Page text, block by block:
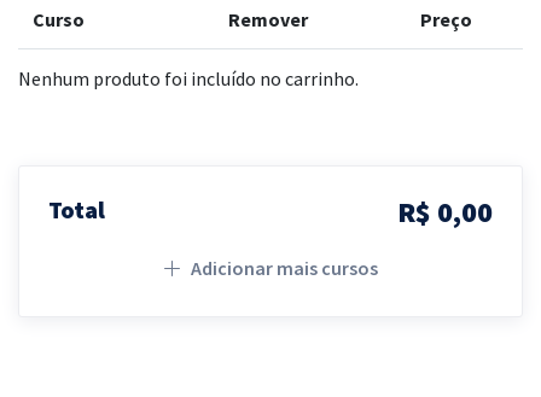
Curso Remover Preço
Nenhum produto foi incluído no carrinho.
Total R$ 0,00
Adicionar mais cursos